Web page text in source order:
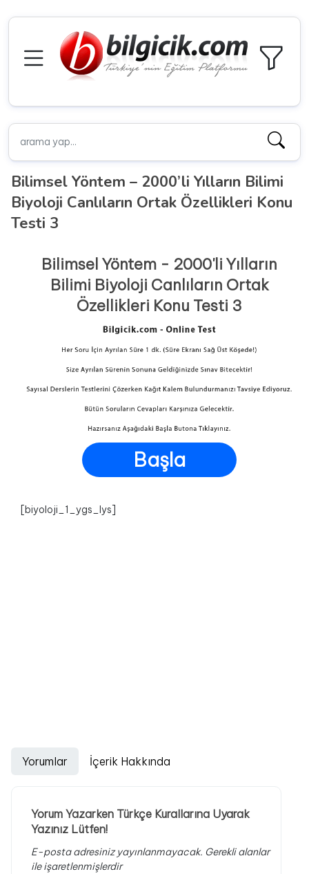
Bilimsel Yöntem – 2000’li Yılların Bilimi
Biyoloji Canlıların Ortak Özellikleri Konu
Testi 3
Bilimsel Yöntem - 2000'li Yılların
Bilimi Biyoloji Canlıların Ortak
Özellikleri Konu Testi 3
Başla
[biyoloji_1_ygs_lys]
Yorumlar İçerik Hakkında
Yorum Yazarken Türkçe Kurallarına Uyarak
Yazınız Lütfen!
E-posta adresiniz yayınlanmayacak. Gerekli alanlar
ile işaretlenmişlerdir